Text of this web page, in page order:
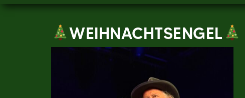
WEIHNACHTSENGEL